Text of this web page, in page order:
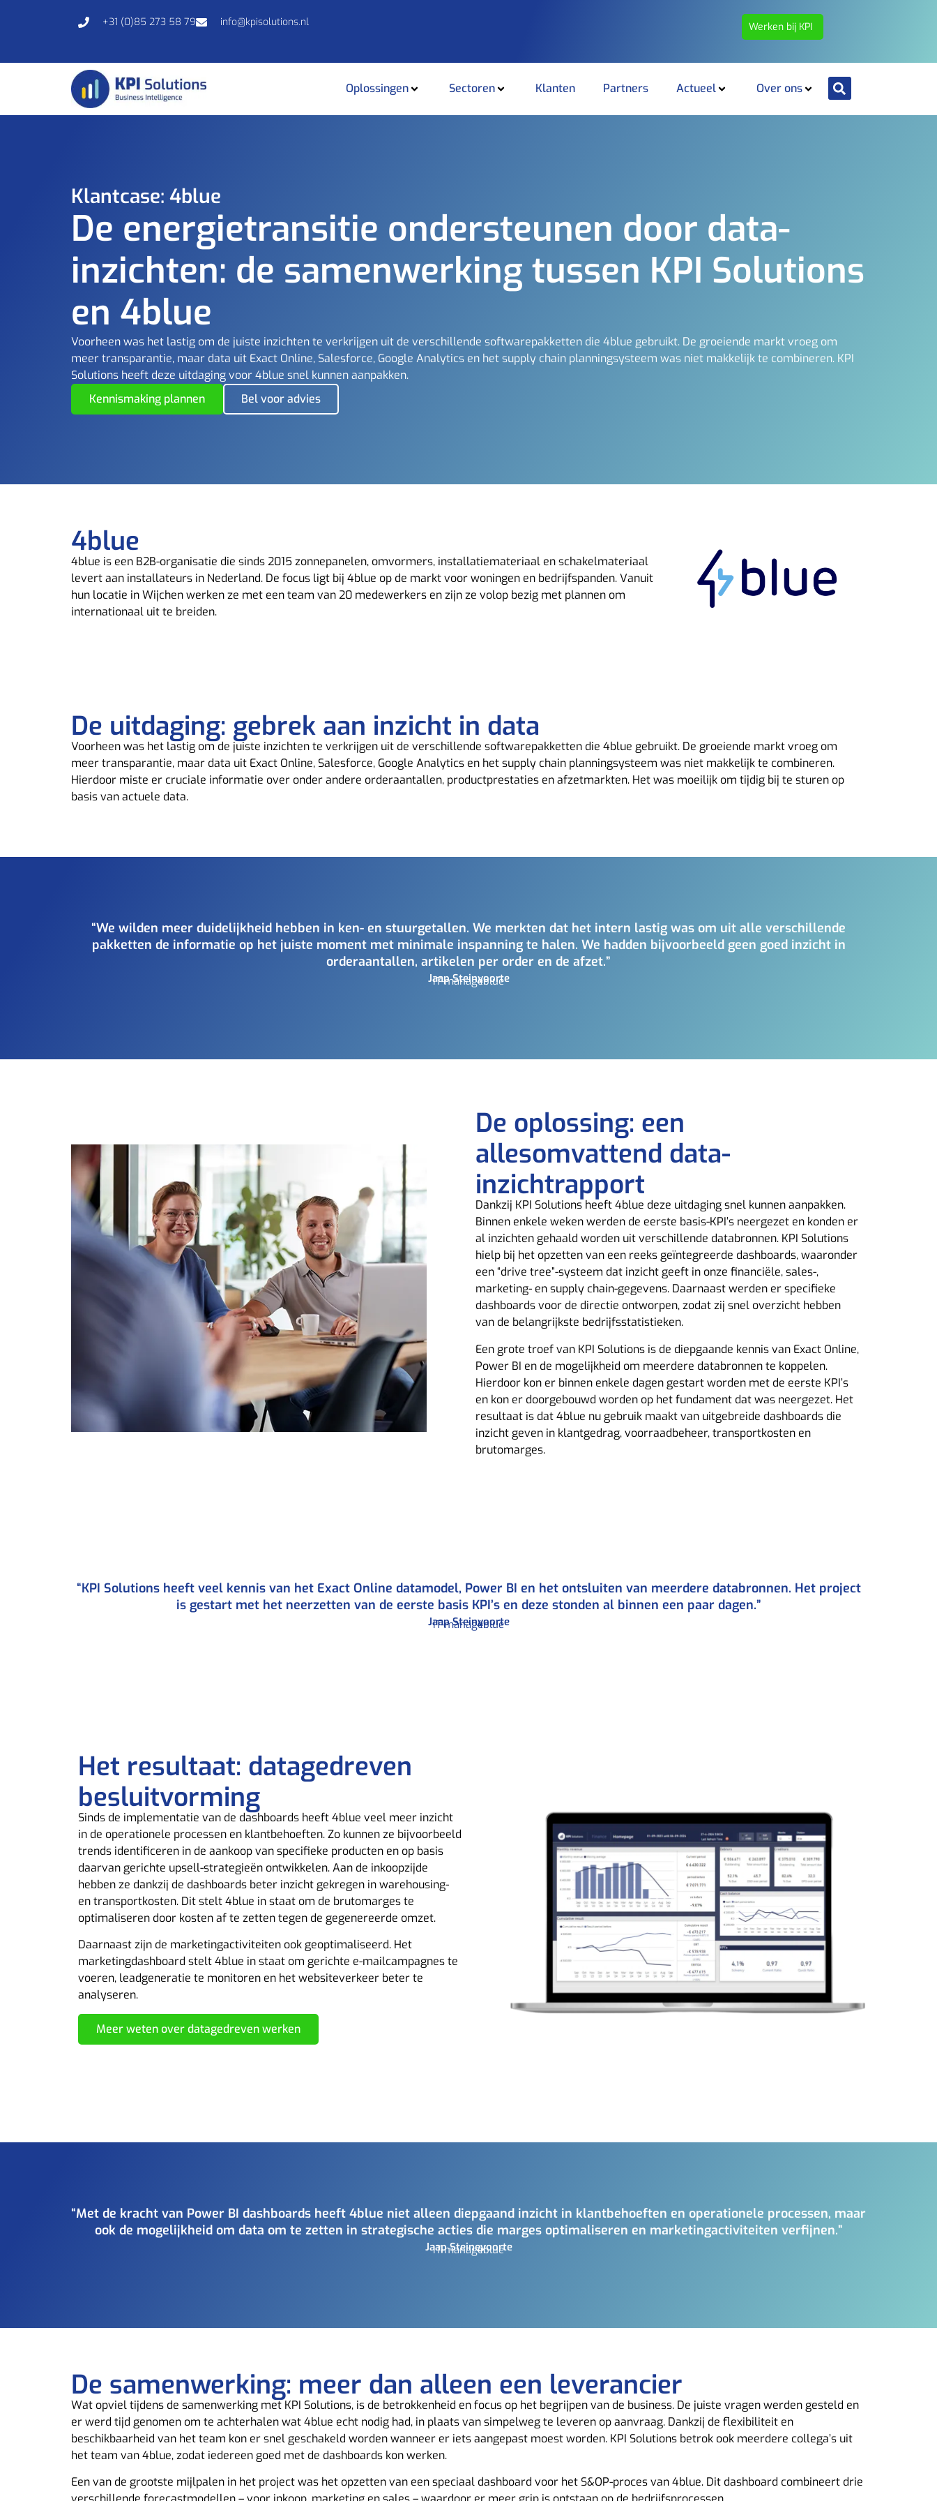
+31 (0)85 273 58 79 info@kpisolutions.nl Werken bij KPI
Oplossingen Sectoren Klanten Partners Actueel Over ons
Klantcase: 4blue
De energietransitie ondersteunen door data-
inzichten: de samenwerking tussen KPI Solutions
en 4blue
Voorheen was het lastig om de juiste inzichten te verkrijgen uit de verschillende softwarepakketten die 4blue gebruikt. De groeiende markt vroeg om
meer transparantie, maar data uit Exact Online, Salesforce, Google Analytics en het supply chain planningsysteem was niet makkelijk te combineren. KPI
Solutions heeft deze uitdaging voor 4blue snel kunnen aanpakken.
Kennismaking plannen
Bel voor advies
4blue
4blue is een B2B-organisatie die sinds 2015 zonnepanelen, omvormers, installatiemateriaal en schakelmateriaal
levert aan installateurs in Nederland. De focus ligt bij 4blue op de markt voor woningen en bedrijfspanden. Vanuit
hun locatie in Wijchenwerken ze met een team van 20 medewerkers en zijn ze volop bezig met plannen om
internationaal uit te breiden.
De uitdaging: gebrek aan inzicht in data
Voorheen was het lastig om de juiste inzichten te verkrijgen uit de verschillende softwarepakketten die 4blue gebruikt. De groeiende markt vroeg om
meer transparantie, maar data uit Exact Online, Salesforce, Google Analytics en hetsupply chain planningsysteem was niet makkelijk te combineren.
Hierdoor miste er cruciale informatie over onder andere orderaantallen, productprestaties en afzetmarkten. Het was moeilijk om tijdig bij te sturen op
basis van actuele data.
“We wilden meer duidelijkheid hebben in ken- en stuurgetallen. We merkten dat het intern lastig was om uit alle verschillende
pakketten de informatie op het juiste moment met minimale inspanning te halen. We hadden bijvoorbeeld geen goed inzicht in
orderaantallen, artikelen per order en de afzet.”
Jaap Steinvoorte
IT-manager4blue
De oplossing: een
allesomvattend data-
inzichtrapport
Dankzij KPI Solutions heeft 4blue deze uitdaging snel kunnen aanpakken.
Binnen enkele weken werden de eerste basis-KPI’s neergezet en konden er
al inzichten gehaald worden uit verschillende databronnen. KPI Solutions
hielp bij het opzetten van een reeks geïntegreerde dashboards, waaronder
een “drive tree”-systeem dat inzicht geeft in onze financiële, sales-,
marketing- en supply chain-gegevens. Daarnaast werden er specifieke
dashboards voor de directie ontworpen, zodat zij snel overzicht hebben
van de belangrijkste bedrijfsstatistieken.
Een grote troef van KPI Solutions is de diepgaande kennis van Exact Online,
Power BI en de mogelijkheid om meerdere databronnen te koppelen.
Hierdoor kon er binnen enkele dagen gestart worden met de eerste KPI’s
en kon er doorgebouwd worden op het fundament dat was neergezet. Het
resultaat is dat 4blue nu gebruik maakt van uitgebreide dashboards die
inzicht geven in klantgedrag, voorraadbeheer, transportkosten en
brutomarges.
“KPI Solutions heeft veel kennis van het Exact Online datamodel, Power BI en het ontsluiten van meerdere databronnen. Het project
is gestart met het neerzetten van de eerste basis KPI’s en deze stonden al binnen een paar dagen.”
Jaap Steinvoorte
IT-manager4blue
Het resultaat: datagedreven
besluitvorming
Sinds de implementatie van de dashboards heeft 4blue veel meer inzicht
in de operationele processen en klantbehoeften. Zo kunnen ze bijvoorbeeld
trends identificeren in de aankoop van specifieke producten en op basis
daarvan gerichte upsell-strategieën ontwikkelen. Aan de inkoopzijde
hebben ze dankzij de dashboards beter inzicht gekregen in warehousing-
en transportkosten. Dit stelt 4blue in staat om de brutomarges te
optimaliseren door kosten af te zetten tegen de gegenereerde omzet.
Daarnaast zijn de marketingactiviteiten ook geoptimaliseerd. Het
marketingdashboard stelt 4blue in staat om gerichte e-mailcampagnes te
voeren, leadgeneratie te monitoren en het websiteverkeer beter te
analyseren.
Meer weten over datagedreven werken
“Met de kracht van Power BI dashboards heeft 4blue niet alleen diepgaand inzicht in klantbehoeften en operationele processen, maar
ook de mogelijkheid om data om te zetten in strategische acties die marges optimaliseren en marketingactiviteiten verfijnen.”
Jaap Steinevoorte
IT-manager4blue
De samenwerking: meer dan alleen een leverancier
Wat opviel tijdens de samenwerking met KPI Solutions, is de betrokkenheid en focus op het begrijpen van de business. De juiste vragen werden gesteld en
er werd tijd genomen om te achterhalen wat 4blue echt nodig had, in plaats van simpelweg te leveren op aanvraag. Dankzij de flexibiliteit en
beschikbaarheid van het team kon er snel geschakeld worden wanneer er iets aangepast moest worden. KPI Solutions betrok ook meerdere collega’s uit
het team van 4blue, zodat iedereen goed met de dashboards kon werken.
Een van de grootste mijlpalen in het project was het opzetten van een speciaal dashboard voor het S&OP-proces van 4blue. Dit dashboard combineert drie